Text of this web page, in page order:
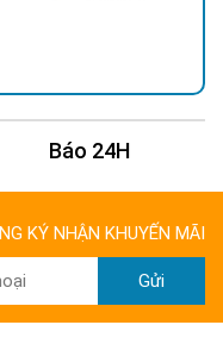
Báo 24H
KÝ NHẬN KHUYẾN MÃI
Gửi